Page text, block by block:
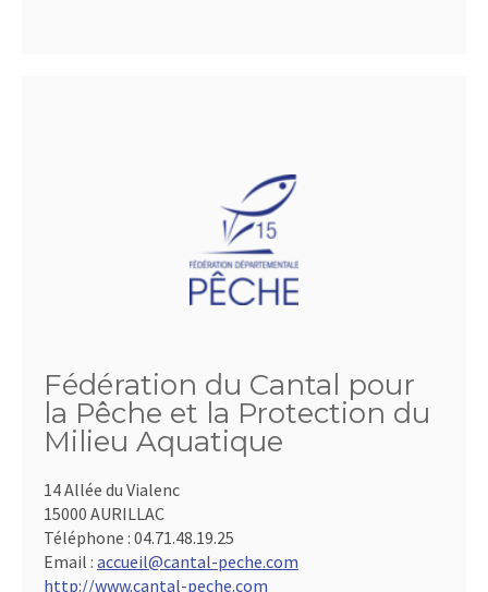
Fédération du Cantal pour
la Pêche et la Protection du
Milieu Aquatique
14 Allée du Vialenc
15000 AURILLAC
Téléphone : 04.71.48.19.25
Email : accueil@cantal-peche.com
http://www.cantal-peche.com